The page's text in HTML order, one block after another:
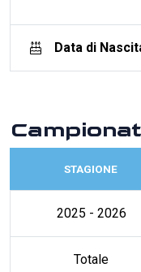
Data di
STAGIONE
2025 - 2026
Totale